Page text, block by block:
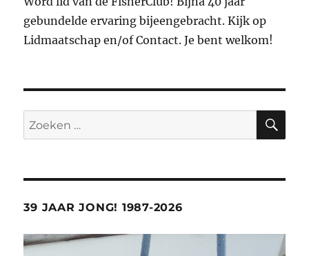
gebundelde ervaring bijeengebracht. Kijk op
Lidmaatschap en/of Contact. Je bent welkom!
Zoeken
naar:
39 JAAR JONG! 1987-2026